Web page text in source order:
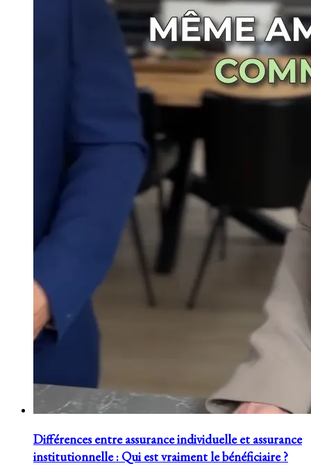
Différences entre assurance individuelle et assurance
institutionnelle : Qui est vraiment le bénéficiaire ?